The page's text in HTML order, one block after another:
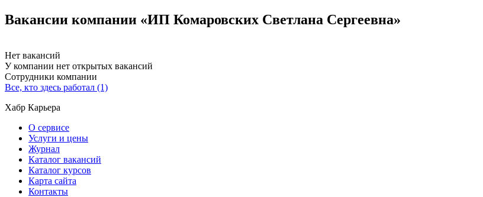
Вакансии компании «ИП Комаровских Светлана Сергеевна»
Нет вакансий
У компании нет открытых вакансий
Сотрудники компании
Все, кто здесь работал (1)
Хабр Карьера
О сервисе
Услуги и цены
Журнал
Каталог вакансий
Каталог курсов
Карта сайта
Контакты